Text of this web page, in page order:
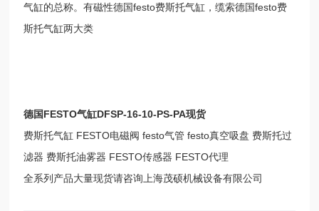
气缸的总称。有磁性德国festo费斯托气缸，缆索德国festo费
斯托气缸两大类
德国FESTO气缸DFSP-16-10-PS-PA现货
费斯托气缸 FESTO电磁阀 festo气管 festo真空吸盘 费斯托过
滤器 费斯托油雾器 FESTO传感器 FESTO代理
全系列产品大量现货请咨询上海茂硕机械设备有限公司